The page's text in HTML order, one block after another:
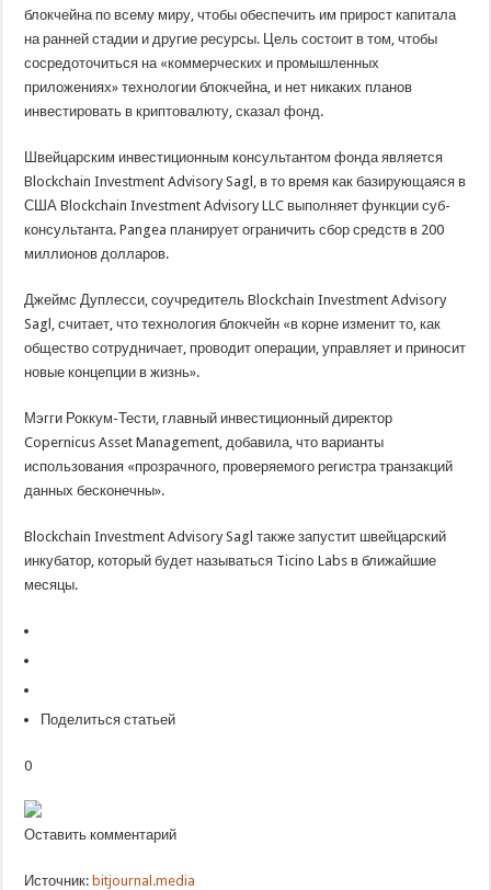
блокчейна по всему миру, чтобы обеспечить им прирост капитала
на ранней стадии и другие ресурсы. Цель состоит в том, чтобы
сосредоточиться на «коммерческих и промышленных
приложениях» технологии блокчейна, и нет никаких планов
инвестировать в криптовалюту, сказал фонд.
Швейцарским инвестиционным консультантом фонда является
Blockchain Investment Advisory Sagl, в то время как базирующаяся в
США Blockchain Investment Advisory LLC выполняет функции суб-
консультанта. Pangea планирует ограничить сбор средств в 200
миллионов долларов.
Джеймс Дуплесси, соучредитель Blockchain Investment Advisory
Sagl, считает, что технология блокчейн «в корне изменит то, как
общество сотрудничает, проводит операции, управляет и приносит
новые концепции в жизнь».
Мэгги Роккум-Тести, главный инвестиционный директор
Copernicus Asset Management, добавила, что варианты
использования «прозрачного, проверяемого регистра транзакций
данных бесконечны».
Blockchain Investment Advisory Sagl также запустит швейцарский
инкубатор, который будет называться Ticino Labs в ближайшие
месяцы.
Поделиться статьей
0
Оставить комментарий
Источник: bitjournal.media